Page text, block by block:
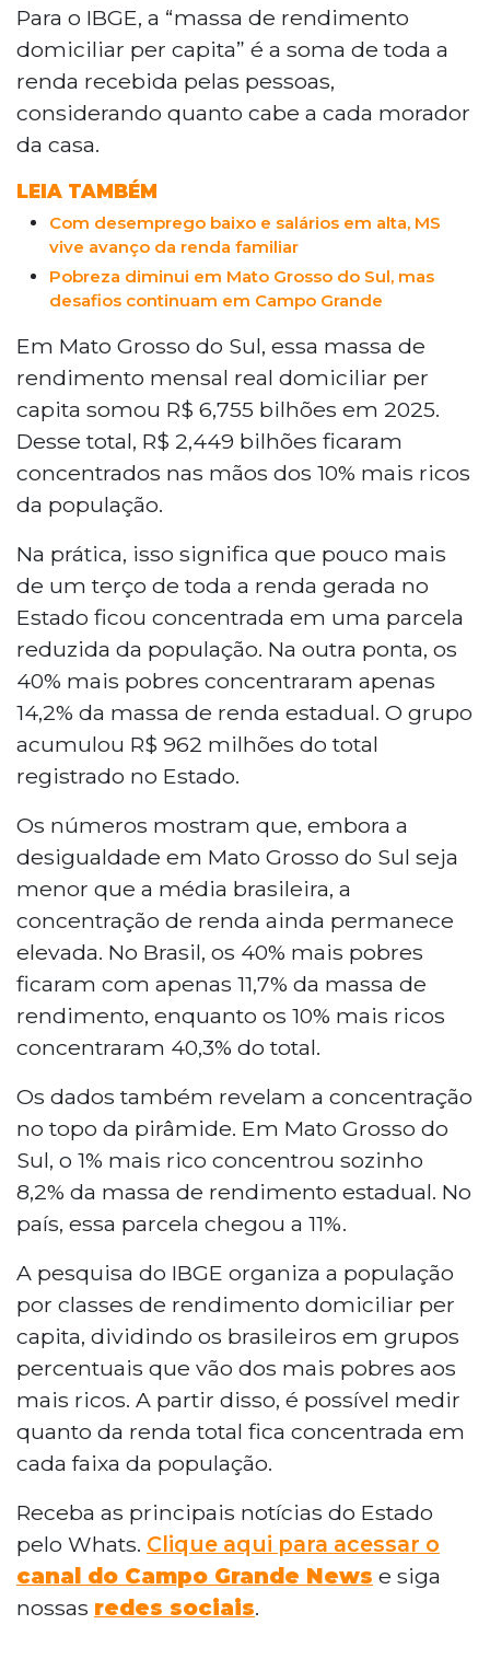
Para o IBGE, a “massa de rendimento
domiciliar per capita” é a soma de toda a
renda recebida pelas pessoas,
considerando quanto cabe a cada morador
da casa.
LEIA TAMBÉM
Com desemprego baixo e salários em alta, MS
vive avanço da renda familiar
Pobreza diminui em Mato Grosso do Sul, mas
desafios continuam em Campo Grande
Em Mato Grosso do Sul, essa massa de
rendimento mensal real domiciliar per
capita somou R$ 6,755 bilhões em 2025.
Desse total, R$ 2,449 bilhões ficaram
concentrados nas mãos dos 10% mais ricos
da população.
Na prática, isso significa que pouco mais
de um terço de toda a renda gerada no
Estado ficou concentrada em uma parcela
reduzida da população. Na outra ponta, os
40% mais pobres concentraram apenas
14,2% da massa de renda estadual. O grupo
acumulou R$ 962 milhões do total
registrado no Estado.
Os números mostram que, embora a
desigualdade em Mato Grosso do Sul seja
menor que a média brasileira, a
concentração de renda ainda permanece
elevada. No Brasil, os 40% mais pobres
ficaram com apenas 11,7% da massa de
rendimento, enquanto os 10% mais ricos
concentraram 40,3% do total.
Os dados também revelam a concentração
no topo da pirâmide. Em Mato Grosso do
Sul, o 1% mais rico concentrou sozinho
8,2% da massa de rendimento estadual. No
país, essa parcela chegou a 11%.
A pesquisa do IBGE organiza a população
por classes de rendimento domiciliar per
capita, dividindo os brasileiros em grupos
percentuais que vão dos mais pobres aos
mais ricos. A partir disso, é possível medir
quanto da renda total fica concentrada em
cada faixa da população.
Receba as principais notícias do Estado
pelo Whats. Clique aqui para acessar o
canal do Campo Grande News e siga
nossas redes sociais.